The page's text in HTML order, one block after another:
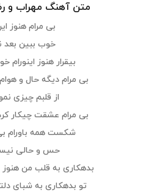
متن آهنگ مهراب و
بی مرام هنوز
خوب ببین بعد
بیقرار هنوز اینورام
بی مرام دیگه حال و
از قلبم چیزی
بی مرام عشقت چیکار
شکست همه باورام
حس و حالی
بدهکاری به قلب من
تو بدهکاری به شبای